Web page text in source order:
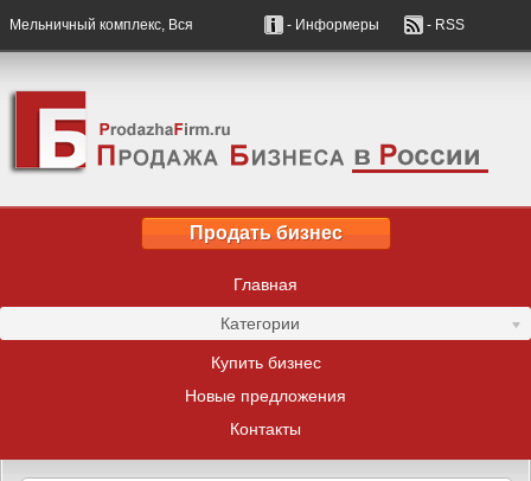
Мельничный комплекс, Вся - Информеры - RSS
Продать бизнес
Главная
Категории
Купить бизнес
Новые предложения
Контакты